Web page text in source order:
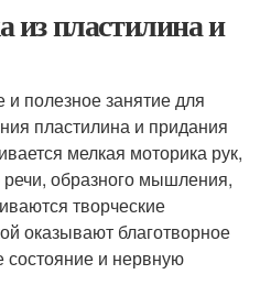
из пластилина и
полезное занятие для
пластилина и придания
мелкая моторика рук,
речи, образного мышления,
творческие
оказывают благотворное
и нервную